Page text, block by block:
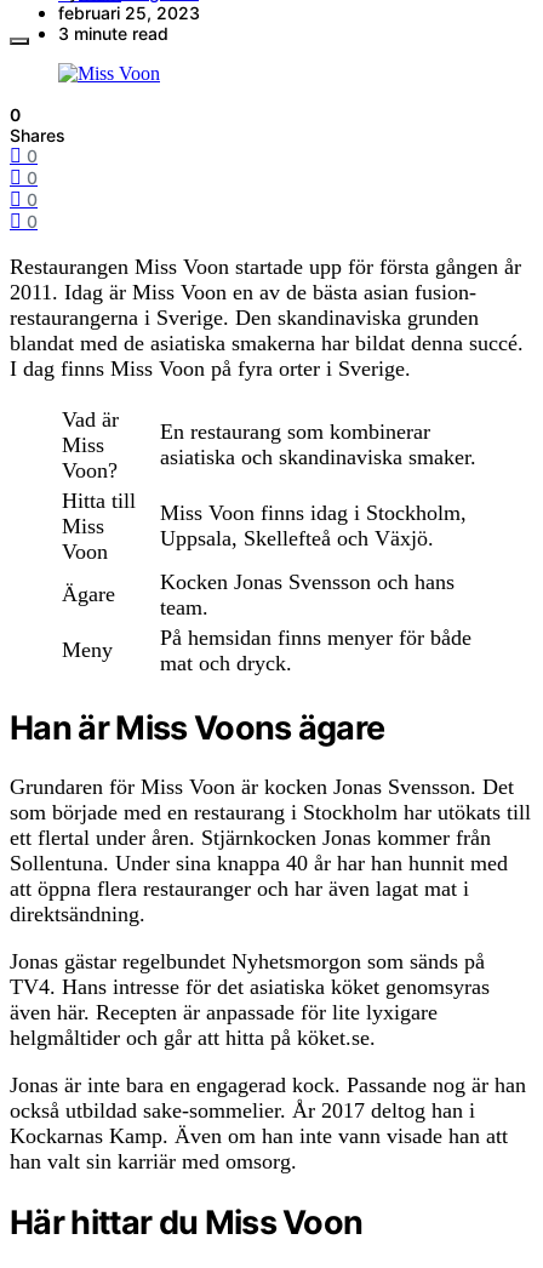
februari 25, 2023
3 minute read
0
Shares
0
0
0
0
Restaurangen Miss Voon startade upp för första gången år
2011. Idag är Miss Voon en av de bästa asian fusion-
restaurangerna i Sverige. Den skandinaviska grunden
blandat med de asiatiska smakerna har bildat denna succé.
I dag finns Miss Voon på fyra orter i Sverige.
Vad är
Miss
Voon?
En restaurang som kombinerar
asiatiska och skandinaviska smaker.
Hitta till
Miss
Voon
Miss Voon finns idag i Stockholm,
Uppsala, Skellefteå och Växjö.
Ägare
Kocken Jonas Svensson och hans
team.
Meny
På hemsidan finns menyer för både
mat och dryck.
Han är Miss Voons ägare
Grundaren för Miss Voon är kocken Jonas Svensson. Det
som började med en restaurang i Stockholm har utökats till
ett flertal under åren. Stjärnkocken Jonas kommer från
Sollentuna. Under sina knappa 40 år har han hunnit med
att öppna flera restauranger och har även lagat mat i
direktsändning.
Jonas gästar regelbundet Nyhetsmorgon som sänds på
TV4. Hans intresse för det asiatiska köket genomsyras
även här. Recepten är anpassade för lite lyxigare
helgmåltider och går att hitta på köket.se.
Jonas är inte bara en engagerad kock. Passande nog är han
också utbildad sake-sommelier. År 2017 deltog han i
Kockarnas Kamp. Även om han inte vann visade han att
han valt sin karriär med omsorg.
Här hittar du Miss Voon